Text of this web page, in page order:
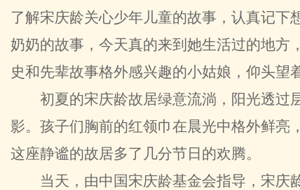
了解宋庆龄关心少年儿童的故事，认真记下
奶奶的故事，今天真的来到她生活过的地方
史和先辈故事格外感兴趣的小姑娘，仰头望
初夏的宋庆龄故居绿意流淌，阳光透过
影。孩子们胸前的红领巾在晨光中格外鲜亮
这座静谧的故居多了几分节日的欢腾。
当天，由中国宋庆龄基金会指导，宋庆